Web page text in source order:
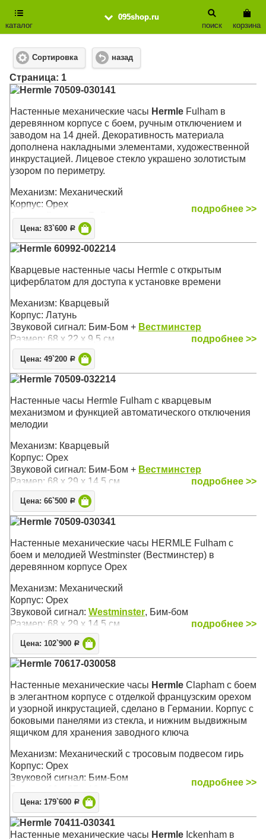
095shop.ru
каталог
корзина
поиск
Сортировка назад
Cтраница: 1
Hermle 70509-030141
Настенные механические часы Hermle Fulham в
деревянном корпусе с боем, ручным отключением и
заводом на 14 дней. Декоративность материала
дополнена накладными элементами, художественной
инкрустацией. Лицевое стекло украшено золотистым
узором по периметру.
Механизм: Механический
Корпус: Орех
Звуковой сигнал: Бой
Размер: 68 х 29 х 14,5 см
подробнее >>
Цена: 83`600 Р
Hermle 60992-002214
Кварцевые настенные часы Hermle с открытым
циферблатом для доступа к установке времени
Механизм: Кварцевый
Корпус: Латунь
Звуковой сигнал: Бим-Бом + Вестминстер
Размер: 68 х 22 х 9,5 см
подробнее >>
Цена: 49`200 Р
Hermle 70509-032214
Настенные часы Hermle Fulham с кварцевым
механизмом и функцией автоматического отключения
мелодии
Механизм: Кварцевый
Корпус: Орех
Звуковой сигнал: Бим-Бом + Вестминстер
Размер: 68 х 29 х 14,5 см
подробнее >>
Цена: 66`500 Р
Hermle 70509-030341
Настенные механические часы HERMLE Fulham с
боем и мелодией Westminster (Вестминстер) в
деревянном корпусе Орех
Механизм: Механический
Корпус: Орех
Звуковой сигнал: Westminster, Бим-бом
Размер: 68 х 29 х 14,5 см
подробнее >>
Цена: 102`900 Р
Hermle 70617-030058
Настенные механические часы Hermle Clapham с боем
в элегантном корпусе с отделкой французским орехом
и узорной инкрустацией, сделано в Германии. Корпус с
боковыми панелями из стекла, и нижним выдвижным
ящичком для хранения заводного ключа
Механизм: Механический с тросовым подвесом гирь
Корпус: Орех
Звуковой сигнал: Бим-Бом
подробнее >>
Цена: 179`600 Р
Hermle 70411-030341
Настенные механические часы Hermle Ickenham в